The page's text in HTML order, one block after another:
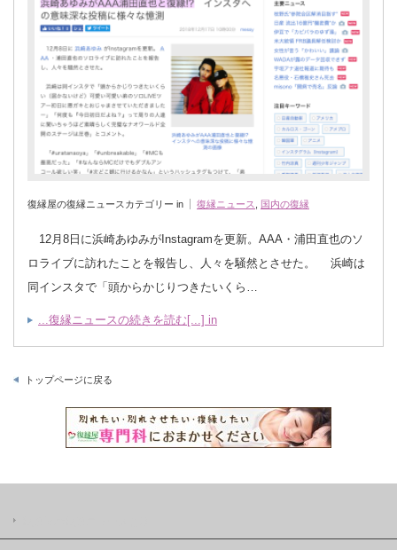
復縁屋の復縁ニュースカテゴリー in 復縁ニュース 国内の復縁
12月8日に浜崎あゆみがInstagramを更新。AAA・浦田直也のソ
ロライブに訪れたことを報告し、人々を騒然とさせた。 浜崎は
同インスタで「頭からかじりつきたいくら…
...復縁ニュースの続きを読む[...] in
トップページに戻る